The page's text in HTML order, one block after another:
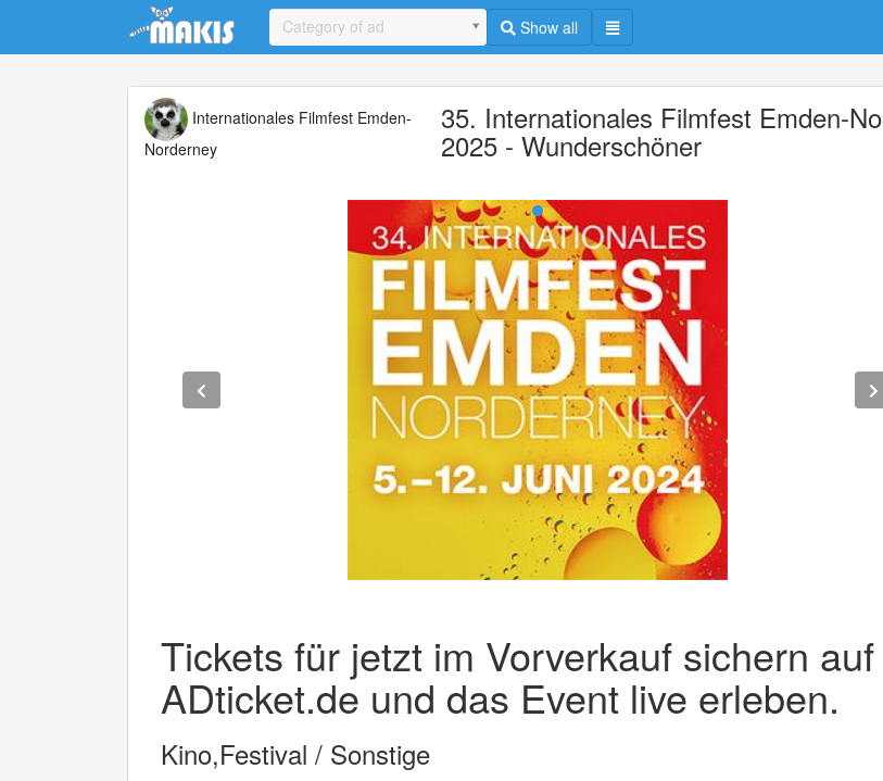
Update cookies preferences
Category of ad Show all
Internationales Filmfest Emden-
Norderney
35. Internationales Filmfest Emden-
2025 - Wunderschöner
Tickets für jetzt im Vorverkauf sichern auf
ADticket.de und das Event live erleben.
Kino,Festival / Sonstige